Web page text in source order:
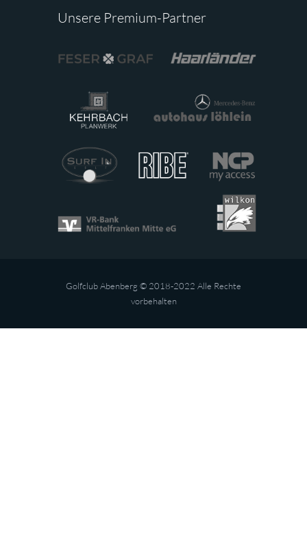
Unsere Premium-Partner
Golfclub Abenberg © 2018-2022 Alle Rechte
vorbehalten